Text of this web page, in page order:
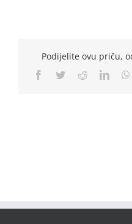
Podijelite ovu priču,
Facebook
TwitterReddit